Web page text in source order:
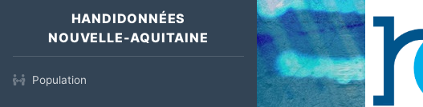
HANDIDONNÉES
NOUVELLE-AQUITAINE
Population